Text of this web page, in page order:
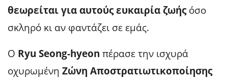
θεωρείται για αυτούς ευκαιρία ζωήςόσο
σκληρό κι αν φαντάζει σε εμάς.
Ο Ryu Seong-hyeon πέρασε την ισχυρά
οχυρωμένη Ζώνη Αποστρατιωτικοποίησης